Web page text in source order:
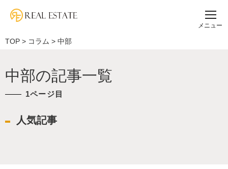
メニュー
TOP > コラム > 中部
中部の記事一覧
1ページ目
人気記事